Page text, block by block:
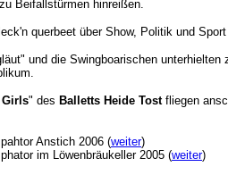
Beifallstürmen hinreißen.
querbeet über Show, Politik und
und die Swingboarischen unterhielten
Girls" des Balletts Heide Tostfliegen
Anstich 2006 (weiter)
im Löwenbräukeller 2005 (weiter)